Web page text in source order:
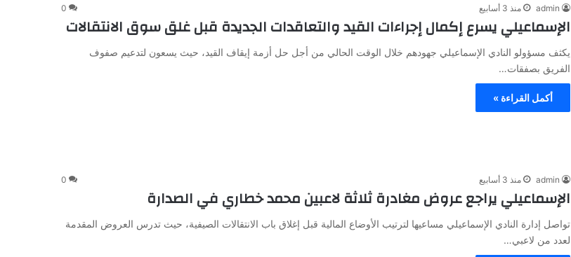
admin منذ 3 أسابيع 0
الإسماعيلي يسرع إكمال إجراءات القيد والتعاقدات الجديدة قبل غلق سوق الانتقالات
يكثف مسؤولو النادي الإسماعيلي جهودهم خلال الوقت الحالي من أجل حل أزمة إيقاف القيد، حيث يسعون لتدعيم صفوف
الفريق بصفقات…
أكمل القراءة »
admin منذ 3 أسابيع 0
الإسماعيلي يراجع عروض مغادرة ثلاثة لاعبين محمد خطاري في الصدارة
تواصل إدارة النادي الإسماعيلي مساعيها لترتيب الأوضاع المالية قبل إغلاق باب الانتقالات الصيفية، حيث تدرس العروض المقدمة
لعدد من لاعبي…